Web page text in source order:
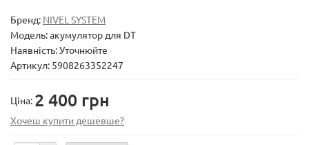
Бренд: NIVEL SYSTEM
Модель:акумулятор для DT
Наявність: Уточнюйте
Артикул: 5908263352247
Ціна: 2 400 грн
Хочеш купити дешевше?